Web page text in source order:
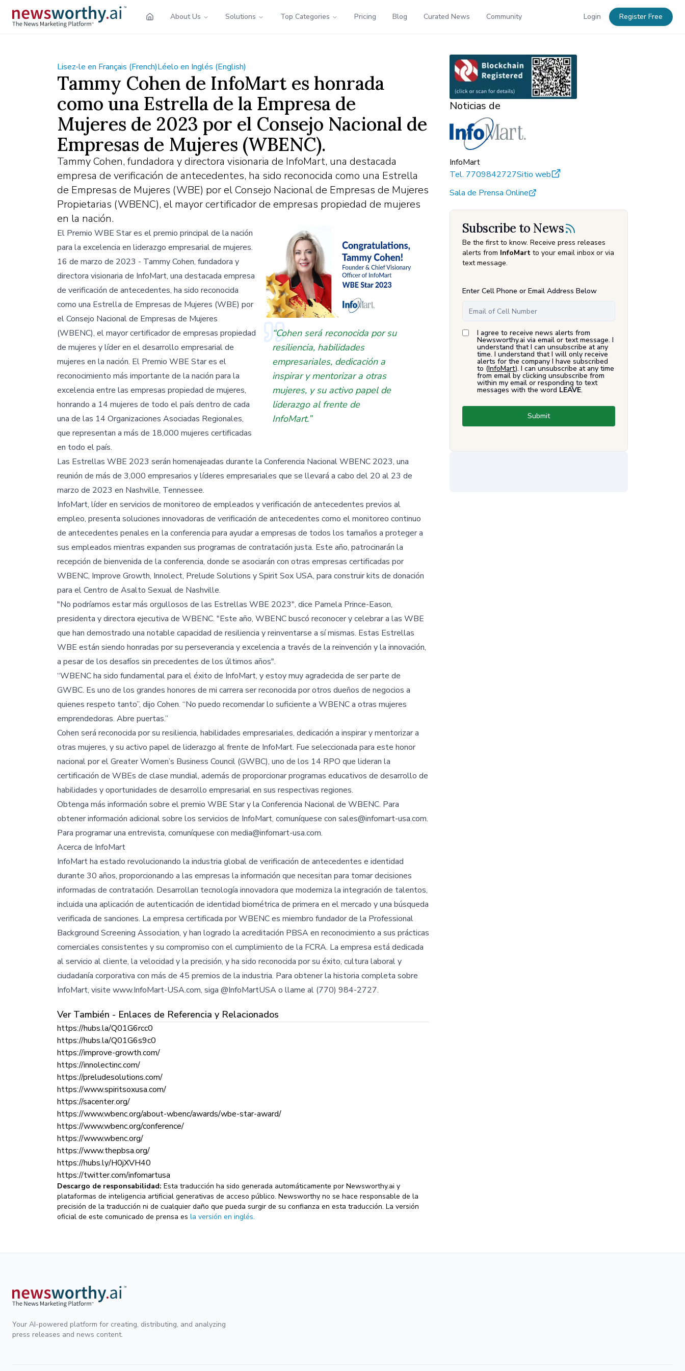
About Us Solutions Top Categories Pricing Blog Curated News Community Login Register Free
Lisez-le en Français (French)Léelo en Inglés (English)
Tammy Cohen de InfoMart es honrada
como una Estrella de la Empresa de
Mujeres de 2023 por el Consejo Nacional de
Empresas de Mujeres (WBENC).
Tammy Cohen, fundadora y directora visionaria de InfoMart, una destacada
empresa de verificación de antecedentes, ha sido reconocida como una Estrella
de Empresas de Mujeres (WBE) por el Consejo Nacional de Empresas de Mujeres
Propietarias (WBENC), el mayor certificador de empresas propiedad de mujeres
en la nación.
“Cohen será reconocida por su
resiliencia, habilidades
empresariales, dedicación a
inspirar y mentorizar a otras
mujeres, y su activo papel de
liderazgo al frente de
InfoMart.”
El Premio WBE Star es el premio principal de la nación
para la excelencia en liderazgo empresarial de mujeres.
16 de marzo de 2023 - Tammy Cohen, fundadora y
directora visionaria de InfoMart, una destacada empresa
de verificación de antecedentes, ha sido reconocida
como una Estrella de Empresas de Mujeres (WBE) por
el Consejo Nacional de Empresas de Mujeres
(WBENC), el mayor certificador de empresas propiedad
de mujeres y líder en el desarrollo empresarial de
mujeres en la nación. El Premio WBE Star es el
reconocimiento más importante de la nación para la
excelencia entre las empresas propiedad de mujeres,
honrando a 14 mujeres de todo el país dentro de cada
una de las 14 Organizaciones Asociadas Regionales,
que representan a más de 18,000 mujeres certificadas
en todo el país.
Las Estrellas WBE 2023 serán homenajeadas durante la Conferencia Nacional WBENC 2023, una
reunión de más de 3,000 empresarios y líderes empresariales que se llevará a cabo del 20 al 23 de
marzo de 2023 en Nashville, Tennessee.
InfoMart, líder en servicios de monitoreo de empleados y verificación de antecedentes previos al
empleo, presenta soluciones innovadoras de verificación de antecedentes como el monitoreo continuo
de antecedentes penales en la conferencia para ayudar a empresas de todos los tamaños a proteger a
sus empleados mientras expanden sus programas de contratación justa. Este año, patrocinarán la
recepción de bienvenida de la conferencia, donde se asociarán con otras empresas certificadas por
WBENC, Improve Growth, Innolect, Prelude Solutions y Spirit Sox USA, para construir kits de donación
para el Centro de Asalto Sexual de Nashville.
"No podríamos estar más orgullosos de las Estrellas WBE 2023", dice Pamela Prince-Eason,
presidenta y directora ejecutiva de WBENC. "Este año, WBENC buscó reconocer y celebrar a las WBE
que han demostrado una notable capacidad de resiliencia y reinventarse a sí mismas. Estas Estrellas
WBE están siendo honradas por su perseverancia y excelencia a través de la reinvención y la innovación,
a pesar de los desafíos sin precedentes de los últimos años".
“WBENC ha sido fundamental para el éxito de InfoMart, y estoy muy agradecida de ser parte de
GWBC. Es uno de los grandes honores de mi carrera ser reconocida por otros dueños de negocios a
quienes respeto tanto”, dijo Cohen. “No puedo recomendar lo suficiente a WBENC a otras mujeres
emprendedoras. Abre puertas.”
Cohen será reconocida por su resiliencia, habilidades empresariales, dedicación a inspirar y mentorizar a
otras mujeres, y su activo papel de liderazgo al frente de InfoMart. Fue seleccionada para este honor
nacional por el Greater Women’s Business Council (GWBC), uno de los 14 RPO que lideran la
certificación de WBEs de clase mundial, además de proporcionar programas educativos de desarrollo de
habilidades y oportunidades de desarrollo empresarial en sus respectivas regiones.
Obtenga más información sobre el premio WBE Star y la Conferencia Nacional de WBENC. Para
obtener información adicional sobre los servicios de InfoMart, comuníquese con sales@infomart-usa.com.
Para programar una entrevista, comuníquese con media@infomart-usa.com.
Acerca de InfoMart
InfoMart ha estado revolucionando la industria global de verificación de antecedentes e identidad
durante 30 años, proporcionando a las empresas la información que necesitan para tomar decisiones
informadas de contratación. Desarrollan tecnología innovadora que moderniza la integración de talentos,
incluida una aplicación de autenticación de identidad biométrica de primera en el mercado y una búsqueda
verificada de sanciones. La empresa certificada por WBENC es miembro fundador de la Professional
Background Screening Association, y han logrado la acreditación PBSA en reconocimiento a sus prácticas
comerciales consistentes y su compromiso con el cumplimiento de la FCRA. La empresa está dedicada
al servicio al cliente, la velocidad y la precisión, y ha sido reconocida por su éxito, cultura laboral y
ciudadanía corporativa con más de 45 premios de la industria. Para obtener la historia completa sobre
InfoMart, visite www.InfoMart-USA.com, siga @InfoMartUSA o llame al (770) 984-2727.
Ver También - Enlaces de Referencia y Relacionados
https://hubs.la/Q01G6rcc0
https://hubs.la/Q01G6s9c0
https://improve-growth.com/
https://innolectinc.com/
https://preludesolutions.com/
https://www.spiritsoxusa.com/
https://sacenter.org/
https://www.wbenc.org/about-wbenc/awards/wbe-star-award/
https://www.wbenc.org/conference/
https://www.wbenc.org/
https://www.thepbsa.org/
https://hubs.ly/H0jXVH40
https://twitter.com/infomartusa
Descargo de responsabilidad: Esta traducción ha sido generada automáticamente por Newsworthy.ai y
plataformas de inteligencia artificial generativas de acceso público. Newsworthy no se hace responsable de la
precisión de la traducción ni de cualquier daño que pueda surgir de su confianza en esta traducción. La versión
oficial de este comunicado de prensa es la versión en inglés.
Noticias de
InfoMart
Tel. 7709842727Sitio web
Sala de Prensa Online
Subscribe to News
Be the first to know. Receive press releases
alerts from InfoMart to your email inbox or via
text message.
Enter Cell Phone or Email Address Below
I agree to receive news alerts from
Newsworthy.ai via email or text message. I
understand that I can unsubscribe at any
time. I understand that I will only receive
alerts for the company I have subscribed
to (InfoMart). I can unsubscribe at any time
from email by clicking unsubscribe from
within my email or responding to text
messages with the word LEAVE.
Submit
Your AI-powered platform for creating, distributing, and analyzing
press releases and news content.